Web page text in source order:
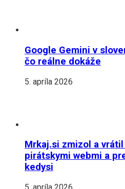
Google Gemini v
čo reálne dokáže
5. apríla 2026
Mrkaj.si zmizol a
pirátskymi webmi a
kedysi